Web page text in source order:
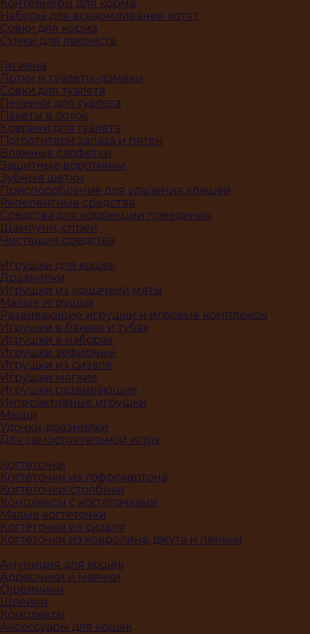
Контейнеры для корма
Наборы для вскармливания котят
Совки для корма
Сумки для лакомств
Гигиена
Лотки и туалеты-домики
Совки для туалета
Пеленки для туалета
Пакеты в лоток
Коврики для туалета
Поглотители запаха и пятен
Влажные салфетки
Защитные воротники
Зубные щетки
Приспособление для удаления клещей
Репелентные средства
Средства для коррекции поведения
Шампуни, спреи
Чистящие средства
Игрушки для кошек
Дразнилки
Игрушки из кошачьей мяты
Малые игрушки
Развивающие игрушки и игровые комплексы
Игрушки в банках и тубах
Игрушки в наборах
Игрушки зефирные
Игрушки из сизаля
Игрушки мягкие
Игрушки развивающие
Интерактивные игрушки
Мыши
Удочки-дразнилки
Для самостоятельной игры
Когтеточки
Когтеточки из гофрокартона
Когтеточки-столбики
Комплексы с когтеточками
Малые когтеточки
Когтеточки из сизаля
Когтеточки из ковролина, джута и пеньки
Амуниция для кошек
Адресники и маячки
Ошейники
Шлейки
Комплекты
Аксессуары для кошек